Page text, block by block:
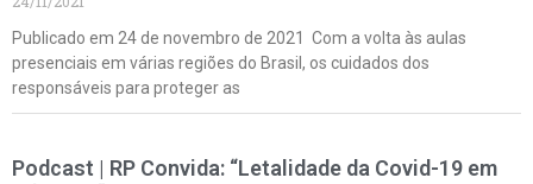
Publicado em 24 de novembro de 2021 Com a volta às aulas
presenciais em várias regiões do Brasil, os cuidados dos
responsáveis para proteger as
Podcast | RP Convida: “Letalidade da Covid-19 em